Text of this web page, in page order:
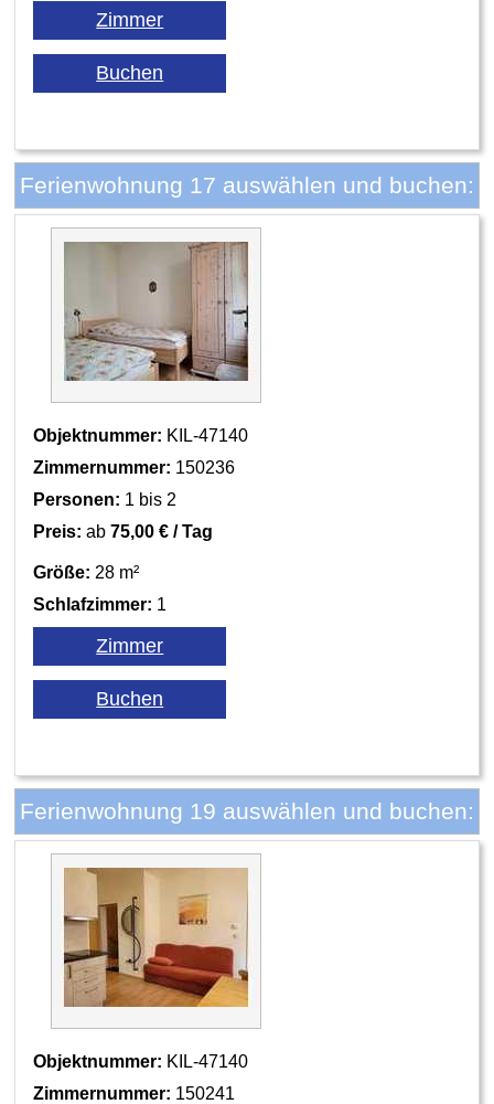
Ferienwohnung 17 auswählen und buchen:
Objektnummer: KIL-47140
Zimmernummer: 150236
Personen: 1 bis 2
Preis: ab75,00 € / Tag
Größe: 28 m²
Schlafzimmer: 1
Ferienwohnung 19 auswählen und buchen:
Objektnummer: KIL-47140
Zimmernummer: 150241